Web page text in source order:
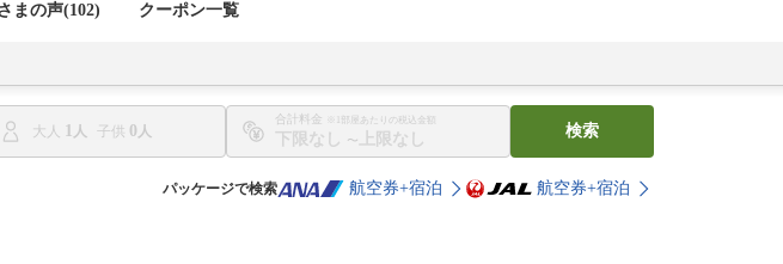
まの声(102) クーポン一覧
大人 1 子供 0
合計料金 ※1部屋あたりの税込金額
〜
検索
パッケージで検索 航空券+宿泊 航空券+宿泊